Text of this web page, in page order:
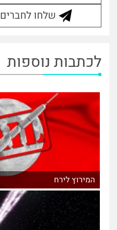
שלחו לחברים
לכתבות נוספות
המירוץ לירח